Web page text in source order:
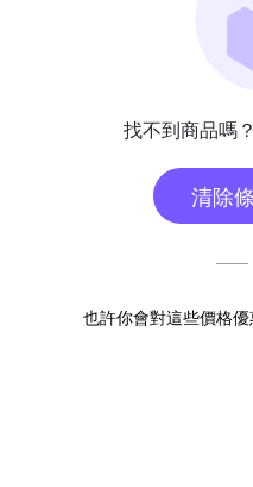
找不到商品嗎
清除
也許你會對這些價格優